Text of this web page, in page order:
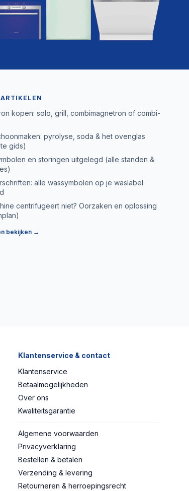
kopen: solo, grill, combimagnetron of combi-
pyrolyse, soda & het ovenglas
gids)
en storingen uitgelegd (alle standen &
alle wassymbolen op je waslabel
centrifugeert niet? Oorzaken en oplossing
bekijken →
Klantenservice & contact
Klantenservice
Betaalmogelijkheden
Over ons
Kwaliteitsgarantie
Algemene voorwaarden
Privacyverklaring
Bestellen & betalen
Verzending & levering
Retourneren & herroepingsrecht